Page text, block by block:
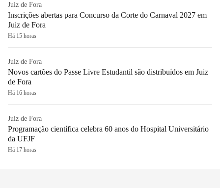
Juiz de Fora
Inscrições abertas para Concurso da Corte do Carnaval 2027 em
Juiz de Fora
Há 15 horas
Juiz de Fora
Novos cartões do Passe Livre Estudantil são distribuídos em Juiz
de Fora
Há 16 horas
Juiz de Fora
Programação científica celebra 60 anos do Hospital Universitário
da UFJF
Há 17 horas